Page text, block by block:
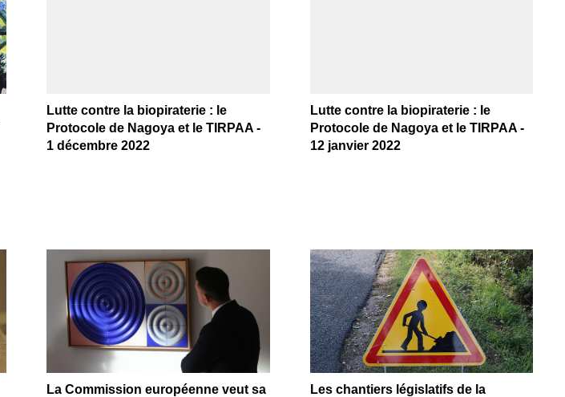
Lutte contre la biopiraterie : le
Protocole de Nagoya et le TIRPAA -
1 décembre 2022
Lutte contre la biopiraterie : le
Protocole de Nagoya et le TIRPAA -
12 janvier 2022
La Commission européenne veut sa
Les chantiers législatifs de la